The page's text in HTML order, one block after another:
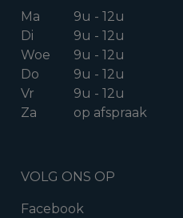
Ma 9u - 12u
Di
9u - 12u
Woe
9u - 12u
Do
9u - 12u
Vr
9u - 12u
Za
op afspraak
VOLG ONS OP
Facebook